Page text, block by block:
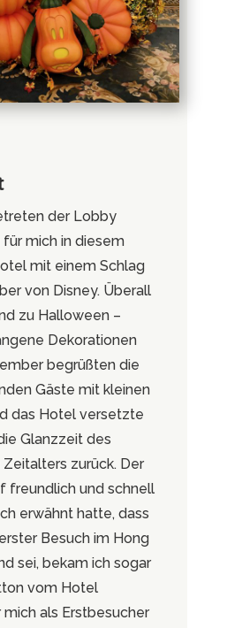
der Lobby
mich in diesem
mit einem Schlag
von Disney. Überall
zu Halloween –
Dekorationen
begrüßten die
Gäste mit kleinen
das Hotel versetzte
Glanzzeit des
zurück. Der
freundlich und schnell
erwähnt hatte, dass
Besuch im Hong
sei, bekam ich sogar
vom Hotel
als Erstbesucher